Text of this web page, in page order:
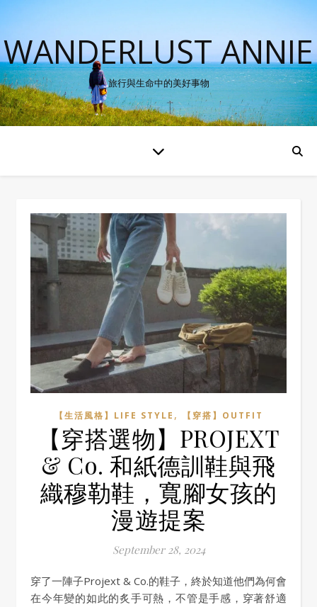
WANDERLUST ANNIE
旅行與生命中的美好事物
【生活風格】LIFE STYLE , 【穿搭】OUTFIT
【穿搭選物】PROJEXT
& Co. 和紙德訓鞋與飛
織穆勒鞋，寬腳女孩的
漫遊提案
September 28, 2024
穿了一陣子Projext & Co.的鞋子，終於知道他們為何會
在今年變的如此的炙手可熱，不管是手感，穿著舒適